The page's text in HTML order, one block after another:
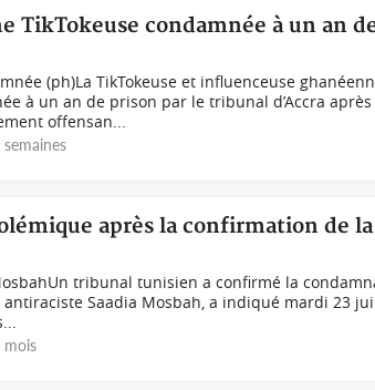
TikTokeuse condamnée à un an
(ph)La TikTokeuse et influenceuse
à un an de prison par le tribunal d’Accra
offensan...
après la confirmation de
tribunal tunisien a confirmé la
Saadia Mosbah, a indiqué mardi 23
mois